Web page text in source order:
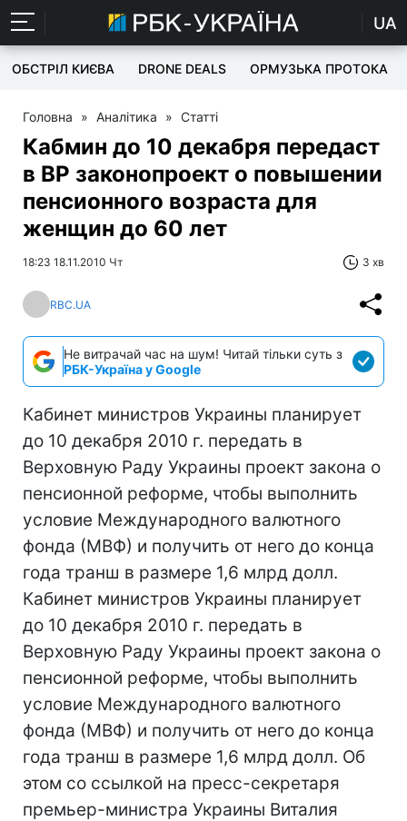
UA
ОБСТРІЛ КИЄВА DRONE DEALS ОРМУЗЬКА ПРОТОКА
Головна » Аналітика » Статті
Кабмин до 10 декабря передаст
в ВР законопроект о повышении
пенсионного возраста для
женщин до 60 лет
18:23 18.11.2010 Чт 3 хв
RBC.UA
Не витрачай час на шум! Читай тільки суть з
РБК-Україна у Google
Кабинет министров Украины планирует
до 10 декабря 2010 г. передать в
Верховную Раду Украины проект закона о
пенсионной реформе, чтобы выполнить
условие Международного валютного
фонда (МВФ) и получить от него до конца
года транш в размере 1,6 млрд долл.
Кабинет министров Украины планирует
до 10 декабря 2010 г. передать в
Верховную Раду Украины проект закона о
пенсионной реформе, чтобы выполнить
условие Международного валютного
фонда (МВФ) и получить от него до конца
года транш в размере 1,6 млрд долл. Об
этом со ссылкой на пресс-секретаря
премьер-министра Украины Виталия